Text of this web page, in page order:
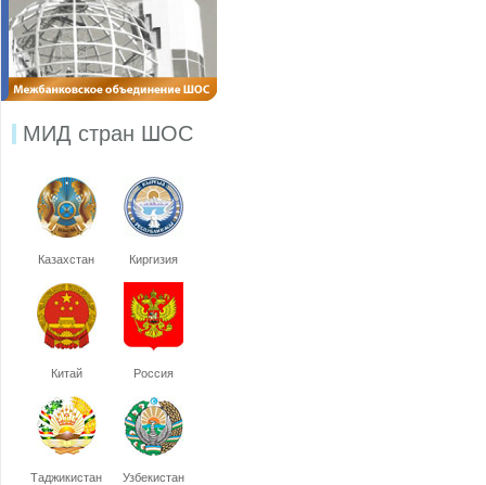
МИД стран ШОС
Казахстан Киргизия
Китай Россия
Таджикистан Узбекистан